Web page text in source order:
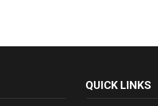
QUICK LINKS